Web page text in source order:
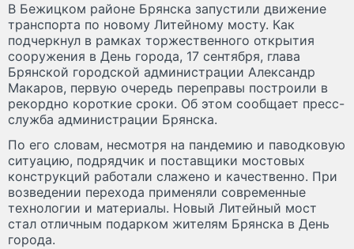
В Бежицком районе Брянска запустили движение
транспорта по новому Литейному мосту. Как
подчеркнул в рамках торжественного открытия
сооружения в День города, 17 сентября, глава
Брянской городской администрации Александр
Макаров, первую очередь переправы построили в
рекордно короткие сроки. Об этом сообщает пресс-
служба администрации Брянска.
По его словам, несмотря на пандемию и паводковую
ситуацию, подрядчик и поставщики мостовых
конструкций работали слажено и качественно. При
возведении перехода применяли современные
технологии и материалы. Новый Литейный мост
стал отличным подарком жителям Брянска в День
города.